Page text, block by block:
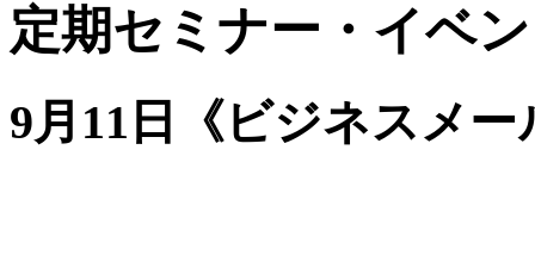
定期セミナー・イベ
9月11日《ビジネスメ